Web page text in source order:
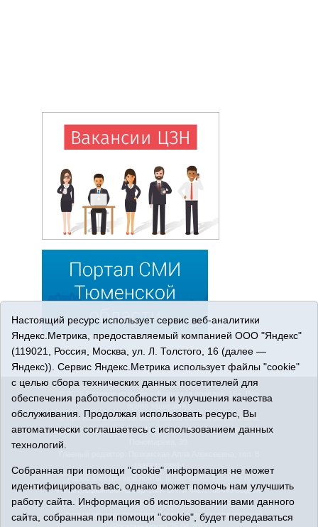
© 2026 Сетевое издание «Ишимская правда». 16+. Все
права защищены.
© При использовании материалов ссылка обязательна.
Адрес редакции: 627750 Тюменская область, г. Ишим, ул.
(34551) 23814
Адрес электронной почты:
IshimPravda-1@obl72.ru
Регистрационный номер СМИ Эл № ФС77-69445 выдано
Федеральной службой по надзору в сфере связи,
информационных технологий и массовых коммуникаций
Настоящий ресурс использует сервис веб-аналитики
Яндекс.Метрика, предоставляемый компанией ООО "Яндекс"
(119021, Россия, Москва, ул. Л. Толстого, 16 (далее —
Яндекс)). Сервис Яндекс.Метрика использует файлы "cookie"
с целью сбора технических данных посетителей для
обеспечения работоспособности и улучшения качества
обслуживания. Продолжая использовать ресурс, Вы
автоматически соглашаетесь с использованием данных
технологий.
Собранная при помощи "cookie" информация не может
идентифицировать вас, однако может помочь нам улучшить
работу сайта. Информация об использовании вами данного
сайта, собранная при помощи "cookie", будет передаваться